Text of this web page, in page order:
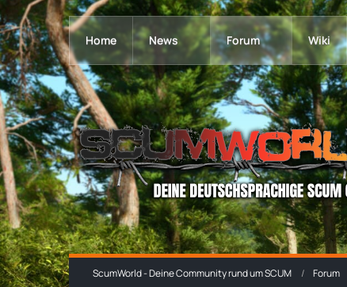
Home News Forum Wiki
ScumWorld - Deine Community rund um SCUM Forum